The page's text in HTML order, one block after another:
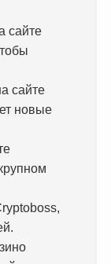
сайте
сайте
новые